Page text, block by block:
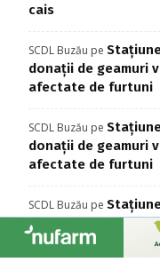
cais
SCDL Buzău pe
donații de geamuri
afectate de furtuni
SCDL Buzău pe
donații de geamuri
afectate de furtuni
SCDL Buzău pe
donații de geamuri
afectate de furtuni